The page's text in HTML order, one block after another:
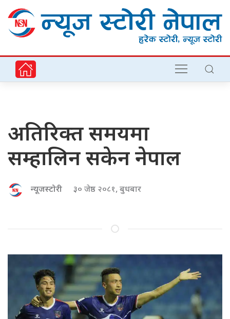
अतिरिक्त समयमा
सम्हालिन सकेन नेपाल
न्यूजस्टोरी ३० जेष्ठ २०८१, बुधबार